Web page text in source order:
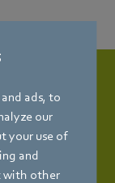
ads, to
our
your use of
and
with other
de
77,89KB